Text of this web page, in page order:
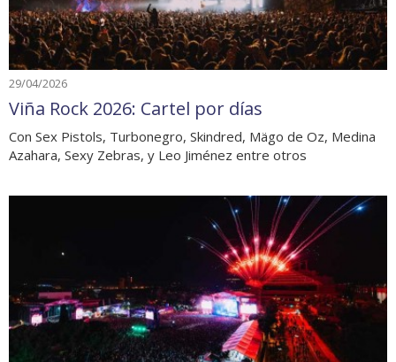
29/04/2026
Viña Rock 2026: Cartel por días
Con Sex Pistols, Turbonegro, Skindred, Mägo de Oz, Medina
Azahara, Sexy Zebras, y Leo Jiménez entre otros